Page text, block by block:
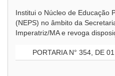
Institui o Núcleo de Educação
(NEPS) no âmbito da
Imperatriz/MA e revoga
PORTARIA N° 354, DE